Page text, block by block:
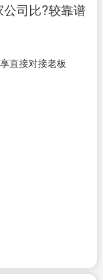
司比?较靠谱
直接对接老板